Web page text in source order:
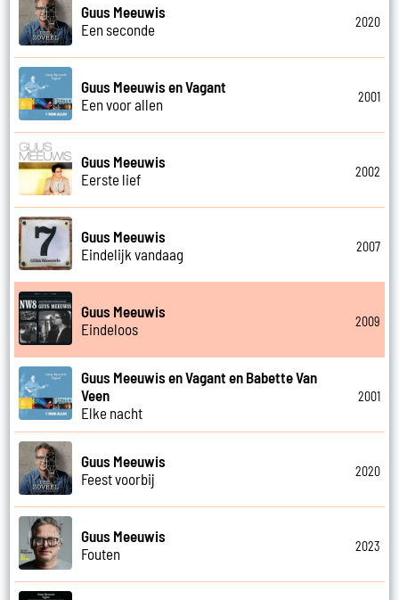
Guus Meeuwis
Een seconde
2020
Guus Meeuwis en Vagant
Een voor allen
2001
Guus Meeuwis
Eerste lief
2002
Guus Meeuwis
Eindelijk vandaag
2007
Guus Meeuwis
Eindeloos
2009
Guus Meeuwis en Vagant en Babette Van
Veen
Elke nacht
2001
Guus Meeuwis
Feest voorbij
2020
Guus Meeuwis
Fouten
2023